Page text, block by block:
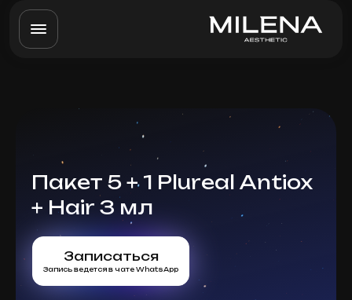
Пакет 5 + 1 Plureal Antiox
+ Hair 3 мл
Записаться
Запись ведется в чате WhatsApp